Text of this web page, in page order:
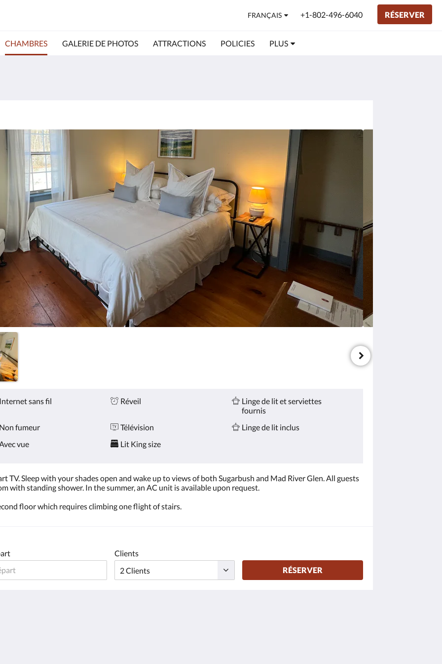
FRANÇAIS +1-802-496-6040 RÉSERVER
CHAMBRES GALERIE DE PHOTOS ATTRACTIONS POLICIES PLUS
Internet sans fil Réveil
Linge de lit et serviettes
fournis
Non fumeur Télévision
Linge de lit inclus
vue Lit King size
TV. Sleep with your shades open and wake up to views of both Sugarbush and Mad River Glen. All guests
with standing shower. In the summer, an AC unit is available upon request.
floor which requires climbing one flight of stairs.
Clients
RÉSERVER